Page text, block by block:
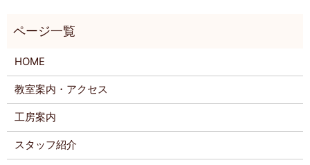
HOME
教室案内・アクセス
工房案内
スタッフ紹介